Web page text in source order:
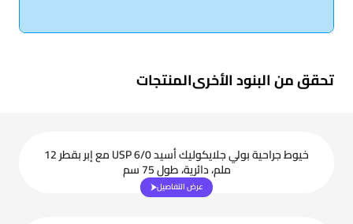
تحقق من البنود الأخرىالمنتجات
خيوط جراحية بولي جلايكوليك أسيد USP 6/0 مع إبر بقطر 12
ملم، دائرية، طول 75 سم
عرض التفاصيل